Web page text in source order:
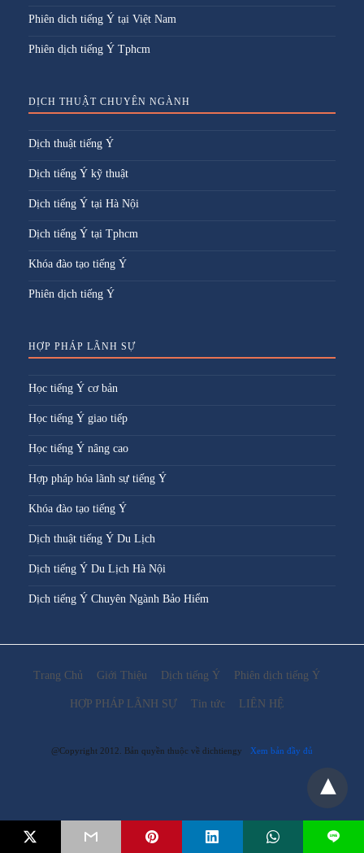
Phiên dich tiếng Ý tại Việt Nam
Phiên dịch tiếng Ý Tphcm
DỊCH THUẬT CHUYÊN NGÀNH
Dịch thuật tiếng Ý
Dịch tiếng Ý kỹ thuật
Dịch tiếng Ý tại Hà Nội
Dịch tiếng Ý tại Tphcm
Khóa đào tạo tiếng Ý
Phiên dịch tiếng Ý
HỢP PHÁP LÃNH SỰ
Học tiếng Ý cơ bản
Học tiếng Ý giao tiếp
Học tiếng Ý nâng cao
Hợp pháp hóa lãnh sự tiếng Ý
Khóa đào tạo tiếng Ý
Dịch thuật tiếng Ý Du Lịch
Dịch tiếng Ý Du Lịch Hà Nội
Dịch tiếng Ý Chuyên Ngành Bảo Hiểm
Trang Chủ Giới Thiệu Dịch tiếng Ý Phiên dịch tiếng Ý
HỢP PHÁP LÃNH SỰ Tin tức LIÊN HỆ
@Copyright 2012. Bản quyền thuộc về dichtiengy Xem bản đầy đủ
L